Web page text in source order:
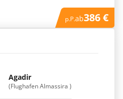
p.P.ab386 €
Agadir
(Flughafen Almassira )